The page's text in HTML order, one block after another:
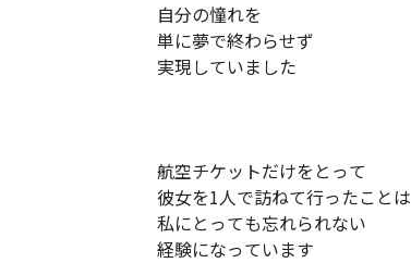
自分の憧れを
単に夢で終わらせず
実現していました
航空チケットだけをとって
彼女を1人で訪ねて行ったことは
私にとっても忘れられない
経験になっています